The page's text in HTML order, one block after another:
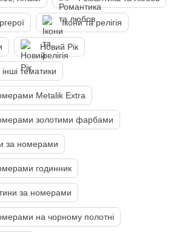
Ікони та релігія
Новий Рік
тематики
Metalik Extra
золотими фарбами
за номерами
годинник
за номерами
на чорному полотні